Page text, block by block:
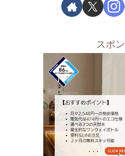
スポ